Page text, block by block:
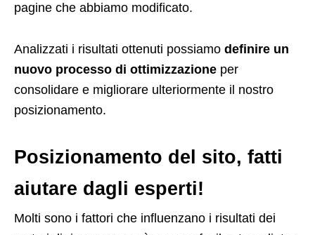
pagine che abbiamo modificato.
Analizzati i risultati ottenuti possiamo definire un
nuovo processo di ottimizzazione per
consolidare e migliorare ulteriormente il nostro
posizionamento.
Posizionamento del sito, fatti
aiutare dagli esperti!
Molti sono i fattori che influenzano i risultati dei